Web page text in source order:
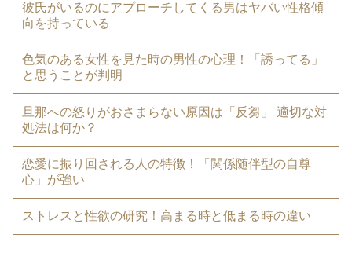
彼氏がいるのにアプローチしてくる男はヤバい性格傾
向を持っている
色気のある女性を見た時の男性の心理！「誘ってる」
と思うことが判明
旦那への怒りがおさまらない原因は「反芻」 適切な対
処法は何か？
恋愛に振り回される人の特徴！「関係随伴型の自尊
心」が強い
ストレスと性欲の研究！高まる時と低まる時の違い